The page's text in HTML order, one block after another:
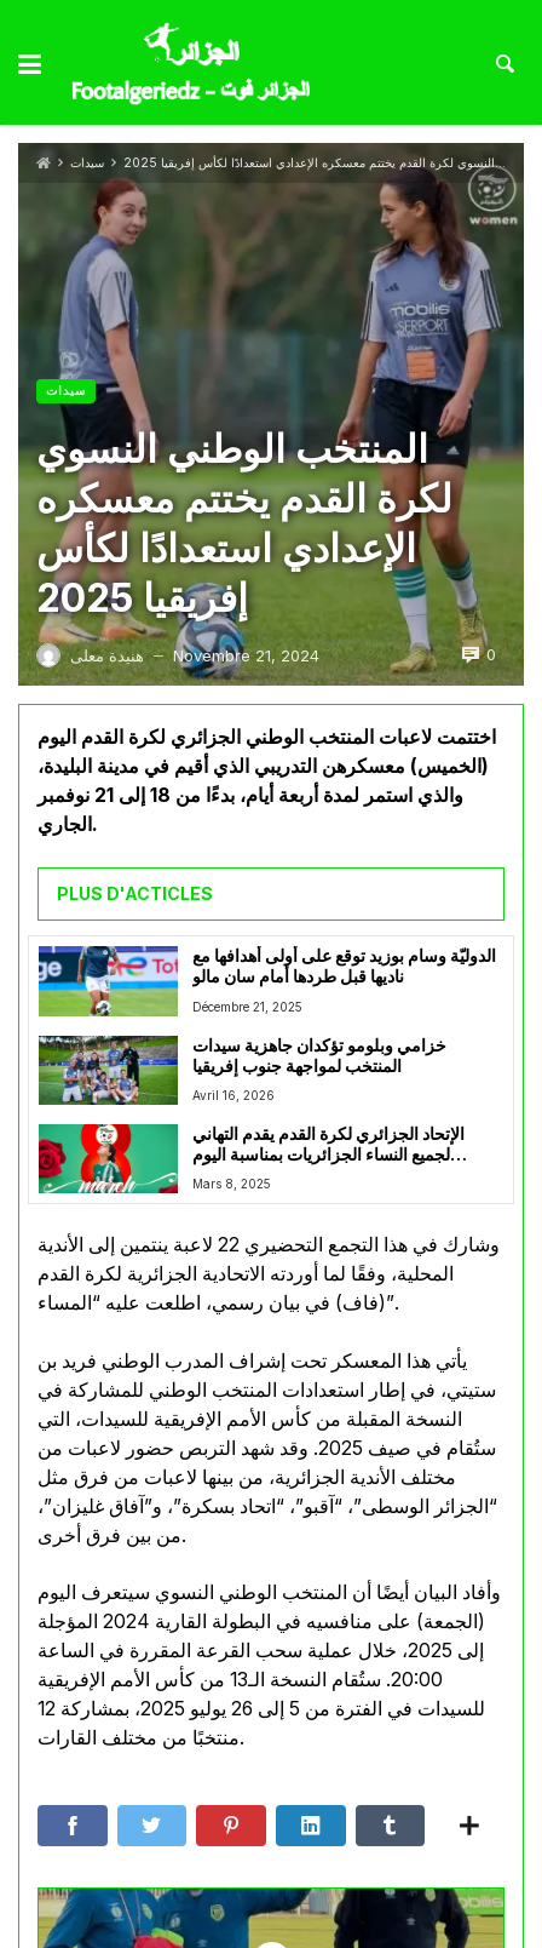
سيدات المنتخب الوطني النسوي لكرة القدم يختتم معسكره الإعدادي استعدادًا لكأس إفريقيا 2025
سيدات
المنتخب الوطني النسوي
لكرة القدم يختتم معسكره
الإعدادي استعدادًا لكأس
إفريقيا 2025
هنيدة معلى — Novembre 21, 2024 0
اختتمت لاعبات المنتخب الوطني الجزائري لكرة القدم اليوم
(الخميس) معسكرهن التدريبي الذي أقيم في مدينة البليدة،
والذي استمر لمدة أربعة أيام، بدءًا من 18 إلى 21 نوفمبر
الجاري.
PLUS D'ACTICLES
الدوليّة وسام بوزيد توقع على أولى أهدافها مع
ناديها قبل طردها أمام سان مالو
Décembre 21, 2025
خزامي وبلومو تؤكدان جاهزية سيدات
المنتخب لمواجهة جنوب إفريقيا
Avril 16, 2026
الإتحاد الجزائري لكرة القدم يقدم التهاني
لجميع النساء الجزائريات بمناسبة اليوم
العالمي للمرأة
Mars 8, 2025
وشارك في هذا التجمع التحضيري 22 لاعبة ينتمين إلى الأندية
المحلية، وفقًا لما أوردته الاتحادية الجزائرية لكرة القدم
(فاف) في بيان رسمي، اطلعت عليه “المساء”.
يأتي هذا المعسكر تحت إشراف المدرب الوطني فريد بن
ستيتي، في إطار استعدادات المنتخب الوطني للمشاركة في
النسخة المقبلة من كأس الأمم الإفريقية للسيدات، التي
ستُقام في صيف 2025. وقد شهد التربص حضور لاعبات من
مختلف الأندية الجزائرية، من بينها لاعبات من فرق مثل
“الجزائر الوسطى”، “آقبو”، “اتحاد بسكرة”، و”آفاق غليزان”،
من بين فرق أخرى.
وأفاد البيان أيضًا أن المنتخب الوطني النسوي سيتعرف اليوم
(الجمعة) على منافسيه في البطولة القارية 2024 المؤجلة
إلى 2025، خلال عملية سحب القرعة المقررة في الساعة
20:00. ستُقام النسخة الـ13 من كأس الأمم الإفريقية
للسيدات في الفترة من 5 إلى 26 يوليو 2025، بمشاركة 12
منتخبًا من مختلف القارات.